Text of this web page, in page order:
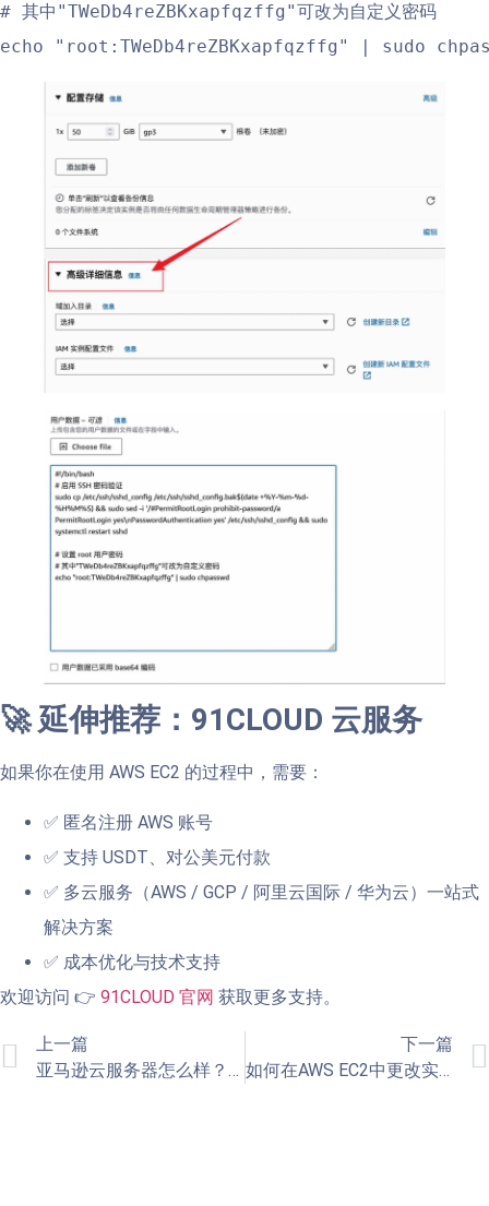
# 其中"TWeDb4reZBKxapfqzffg"可改为自定义密码
echo "root:TWeDb4reZBKxapfqzffg" | sudo
🚀 延伸推荐：91CLOUD 云服务
如果你在使用 AWS EC2 的过程中，需要：
✅ 匿名注册 AWS 账号
✅ 支持 USDT、对公美元付款
✅ 多云服务（AWS / GCP / 阿里云国际 / 华为云）一站式
解决方案
✅ 成本优化与技术支持
欢迎访问 👉 91CLOUD 官网 获取更多支持。
上一篇
亚马逊云服务器怎么样？好用吗？
下一篇
如何在AWS EC2中更改实例类型：升级或降低配置